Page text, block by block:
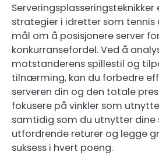
Serveringsplasseringsteknikker
strategier i idretter som tennis
mål om å posisjonere server
konkurransefordel. Ved å
motstanderens spillestil og
tilnærming, kan du forbedre
serveren din og den totale
fokusere på vinkler som
samtidig som du utnytter dine
utfordrende returer og legge
suksess i hvert poeng.